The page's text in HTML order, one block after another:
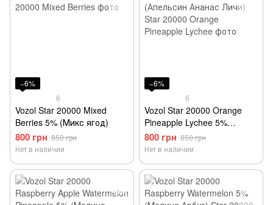
−6%
6
Vozol Star 20000 Mixed
Berries 5% (Микс ягод)
800 грн 850 грн
Нет в наличии
−6%
6
Vozol Star 20000 Orange
Pineapple Lychee 5%
(Апельсин Ананас Личи)
800 грн 850 грн
Нет в наличии